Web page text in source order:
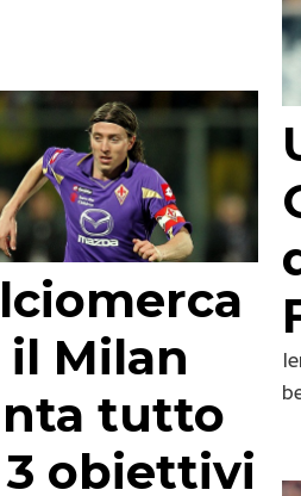
il Milan
tutto
obiettivi